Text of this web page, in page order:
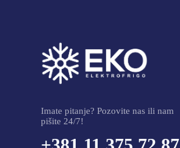
Imate pitanje? Pozovite nas ili nam
pišite 24/7!